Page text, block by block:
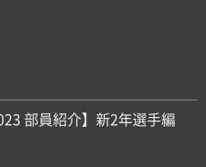
部員紹介】新2年選手編